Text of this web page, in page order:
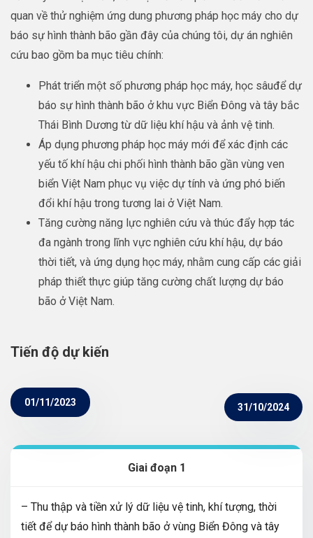
quan về thử nghiệm ứng dung phương pháp học máy cho dự
báo sự hình thành bão gần đây của chúng tôi, dự án nghiên
cứu bao gồm ba mục tiêu chính:
Phát triển một số phương pháp học máy, học sâuđể dự
báo sự hình thành bão ở khu vực Biển Đông và tây bắc
Thái Bình Dương từ dữ liệu khí hậu và ảnh vệ tinh.
Áp dụng phương pháp học máy mới để xác định các
yếu tố khí hậu chi phối hình thành bão gần vùng ven
biển Việt Nam phục vụ việc dự tính và ứng phó biến
đổi khí hậu trong tương lai ở Việt Nam.
Tăng cường năng lực nghiên cứu và thúc đẩy hợp tác
đa ngành trong lĩnh vực nghiên cứu khí hậu, dự báo
thời tiết, và ứng dụng học máy, nhằm cung cấp các giải
pháp thiết thực giúp tăng cường chất lượng dự báo
bão ở Việt Nam.
Tiến độ dự kiến
01/11/2023 31/10/2024
Giai đoạn 1
– Thu thập và tiền xử lý dữ liệu vệ tinh, khí tượng, thời
tiết để dự báo hình thành bão ở vùng Biển Đông và tây